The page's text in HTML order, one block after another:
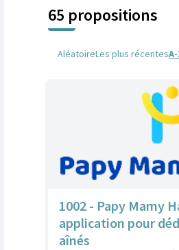
65 propositions
AléatoireLes plus récentes
1002 - Papy Mamy
application pour
aînés